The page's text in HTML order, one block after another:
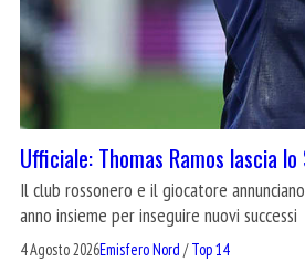
Ufficiale: Thomas Ramos lascia
Il club rossonero e il giocatore
anno insieme per inseguire nuovi successi
4 Agosto 2026Emisfero Nord /Top 14